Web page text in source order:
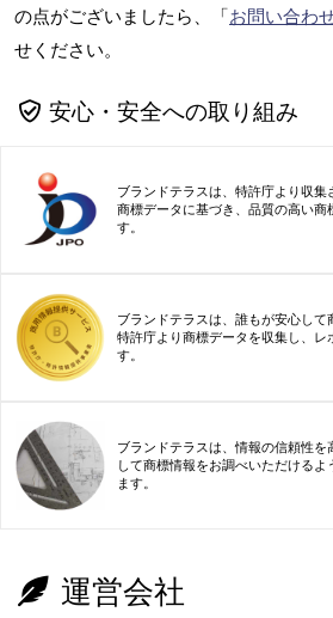
の点がございましたら、「お問い合わ
せください。
安心・安全への取り組み
ブランドテラスは、特許庁より収
商標データに基づき、品質の高い商
す。
ブランドテラスは、誰もが安心して
特許庁より商標データを収集し、レ
す。
ブランドテラスは、情報の信頼性
して商標情報をお調べいただける
ます。
運営会社